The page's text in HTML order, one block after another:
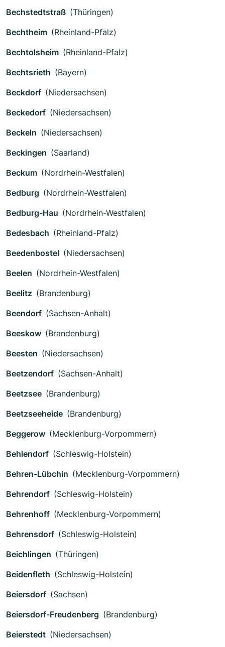
Bechstedtstraß (Thüringen)
Bechtheim (Rheinland-Pfalz)
Bechtolsheim (Rheinland-Pfalz)
Bechtsrieth (Bayern)
Beckdorf (Niedersachsen)
Beckedorf (Niedersachsen)
Beckeln (Niedersachsen)
Beckingen (Saarland)
Beckum (Nordrhein-Westfalen)
Bedburg (Nordrhein-Westfalen)
Bedburg-Hau (Nordrhein-Westfalen)
Bedesbach (Rheinland-Pfalz)
Beedenbostel (Niedersachsen)
Beelen (Nordrhein-Westfalen)
Beelitz (Brandenburg)
Beendorf (Sachsen-Anhalt)
Beeskow (Brandenburg)
Beesten (Niedersachsen)
Beetzendorf (Sachsen-Anhalt)
Beetzsee (Brandenburg)
Beetzseeheide (Brandenburg)
Beggerow (Mecklenburg-Vorpommern)
Behlendorf (Schleswig-Holstein)
Behren-Lübchin (Mecklenburg-Vorpommern)
Behrendorf (Schleswig-Holstein)
Behrenhoff (Mecklenburg-Vorpommern)
Behrensdorf (Schleswig-Holstein)
Beichlingen (Thüringen)
Beidenfleth (Schleswig-Holstein)
Beiersdorf (Sachsen)
Beiersdorf-Freudenberg (Brandenburg)
Beierstedt (Niedersachsen)